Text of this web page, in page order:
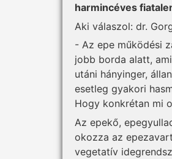
harmincéves
Aki válaszol: dr.
- Az epe működési
jobb borda alatt,
utáni hányinger,
esetleg gyakori
Hogy konkrétan mi
Az epekő,
okozza az
vegetatív